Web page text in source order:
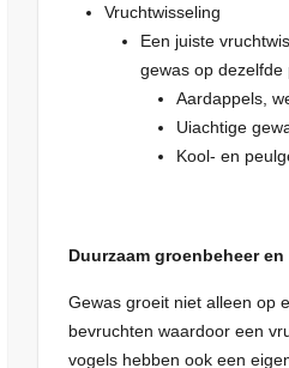
Vruchtwisseling
Een juiste
gewas op
Aardappels,
Uiachtige
Kool- en
Duurzaam groenbeheer
Gewas groeit niet alleen op
bevruchten waardoor een
vogels hebben ook een